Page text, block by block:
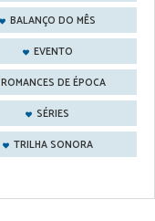
BALANÇO DO MÊS
EVENTO
ROMANCES DE ÉPOCA
SÉRIES
TRILHA SONORA